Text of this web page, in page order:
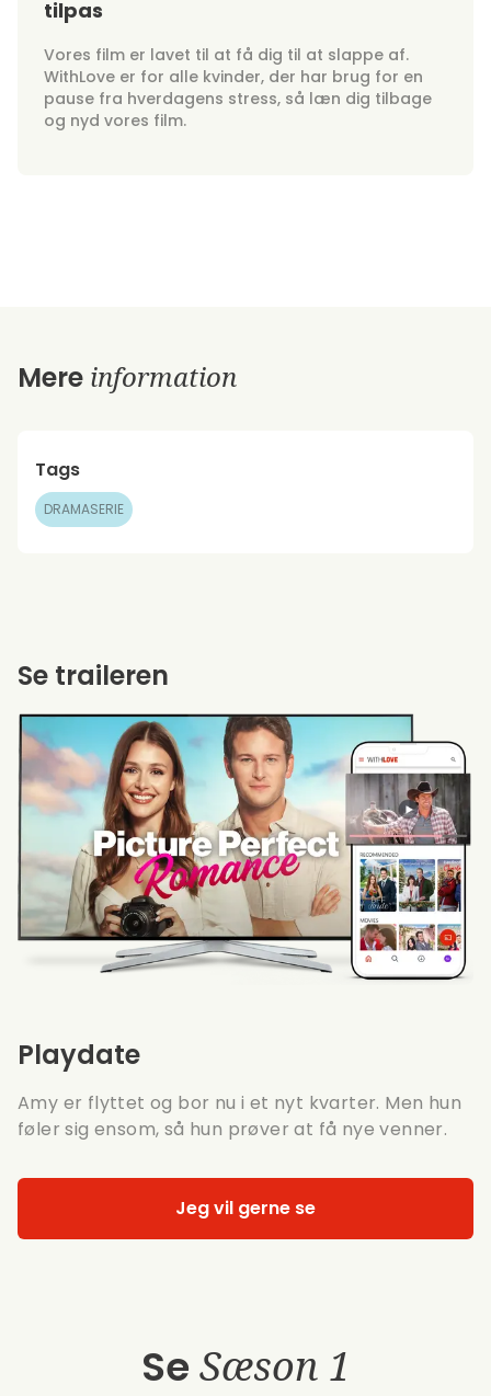
tilpas
Vores film er lavet til at få dig til at slappe af.
WithLove er for alle kvinder, der har brug for en
pause fra hverdagens stress, så læn dig tilbage
og nyd vores film.
Mere information
Tags
DRAMASERIE
Playdate
Amy er flyttet og bor nu i et nyt kvarter. Men hun
føler sig ensom, så hun prøver at få nye venner.
Jeg vil gerne se
Se traileren
Se Sæson 1